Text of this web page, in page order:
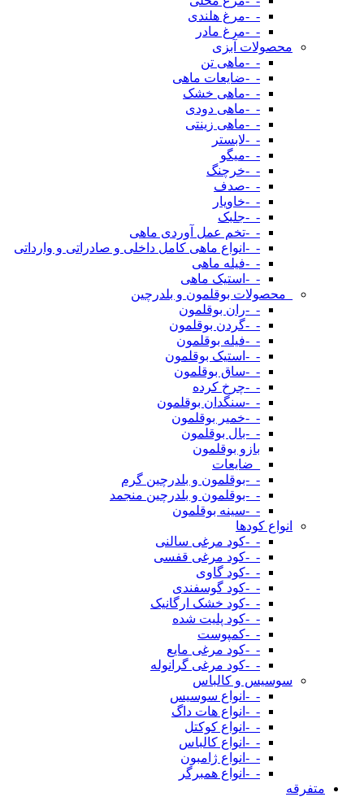
-_-مرغ هلندی
-_-مرغ مادر
محصولات آبزی
-_-ماهی تن
-_-ضایعات ماهی
-_-ماهی خشک
-_-ماهی دودی
-_-ماهی زینتی
-_-لابستر
-_-میگو
-_-خرچنگ
-_-صدف
-_-خاویار
-_-جلبک
-_-تخم عمل آوردی ماهی
-_-انواع ماهی کامل داخلی و صادراتی و وارداتی
-_-فیله ماهی
-_-استیک ماهی
_محصولات بوقلمون و بلدرچین
-_-ران بوقلمون
-_-گردن بوقلمون
-_-فیله بوقلمون
-_-استیک بوقلمون
-_-ساق بوقلمون
-_-چرخ کرده
-_-سنگدان بوقلمون
-_-خمیر بوقلمون
-_-بال بوقلمون
بازو بوقلمون
_ضایعات
-_-بوقلمون و بلدرچین گرم
-_-بوقلمون و بلدرچین منجمد
-_-سینه بوقلمون
انواع کودها
-_-کود مرغی سالنی
-_-کود مرغی قفسی
-_-کود گاوی
-_-کود گوسفندی
-_-کود خشک ارگانیک
-_-کود پلیت شده
-_-کمپوست
-_-کود مرغی مایع
-_-کود مرغی گرانوله
سوسیس و کالباس
-_-انواع سوسیس
-_-انواع هات داگ
-_-انواع کوکتل
-_-انواع کالباس
-_-انواع ژامبون
-_-انواع همبرگر
متفرقه